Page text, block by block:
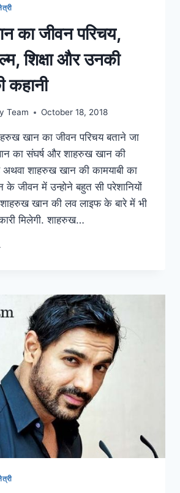
का जीवन परिचय,
शिक्षा और उनकी
Team October 18, 2018
खान का जीवन परिचय बताने जा
का संघर्ष और शाहरुख खान की
अथवा शाहरुख खान की कामयाबी का
जीवन में उन्होने बहुत सी परेशानियों
शाहरुख खान की लव लाइफ के बारे में भी
मिलेगी. शाहरुख…